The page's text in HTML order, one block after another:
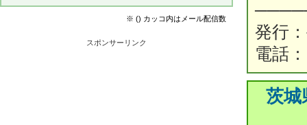
発行
電話
茨城
※ () カッコ内はメール配信数
スポンサーリンク